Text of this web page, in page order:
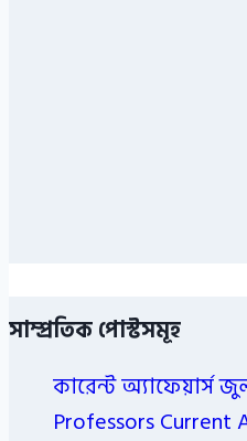
সাম্প্রতিক পোস্টসমূহ
কারেন্ট অ্যাফেয়ার্স
Professors Current